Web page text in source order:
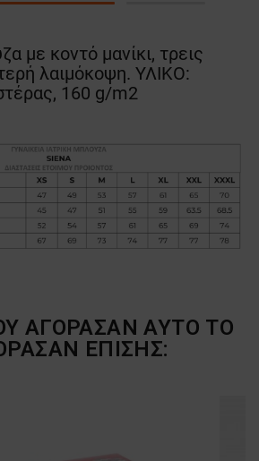
με κοντό μανίκι, τρεις
λαιμόκοψη. ΥΛΙΚΟ:
160 g/m2
ΑΓΌΡΑΣΑΝ ΑΥΤΌ ΤΟ
ΕΠΊΣΗΣ: